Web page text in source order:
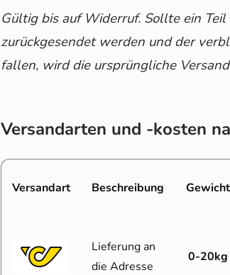
Gültig bis auf Widerruf. Sollte ein
zurückgesendet werden und der
fallen, wird die ursprüngliche
Versandarten und -kosten
Versandart Beschreibung Gewicht
Lieferung an
die Adresse
0-20kg